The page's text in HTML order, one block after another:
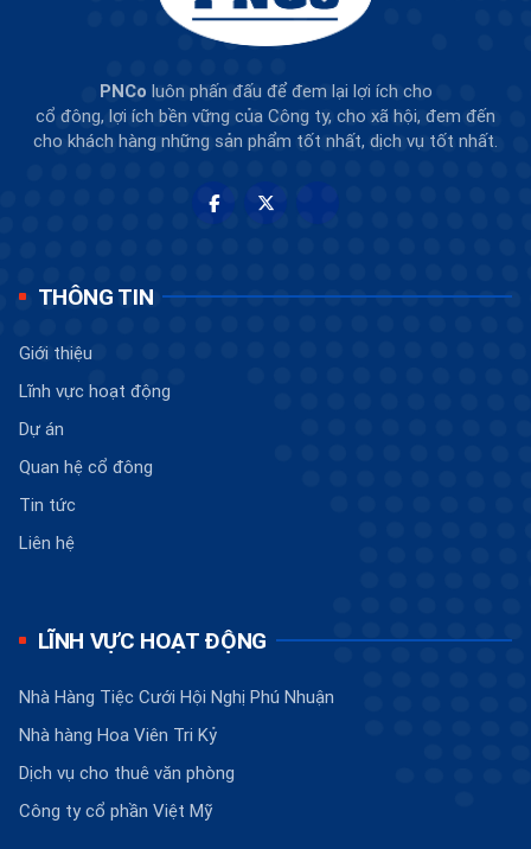
PNCo luôn phấn đấu để đem lại lợi ích cho
cổ đông, lợi ích bền vững của Công ty, cho xã hội, đem đến
cho khách hàng những sản phẩm tốt nhất, dịch vụ tốt nhất.
THÔNG TIN
Giới thiệu
Lĩnh vực hoạt động
Dự án
Quan hệ cổ đông
Tin tức
Liên hệ
LĨNH VỰC HOẠT ĐỘNG
Nhà Hàng Tiệc Cưới Hội Nghị Phú Nhuận
Nhà hàng Hoa Viên Tri Kỷ
Dịch vụ cho thuê văn phòng
Công ty cổ phần Việt Mỹ